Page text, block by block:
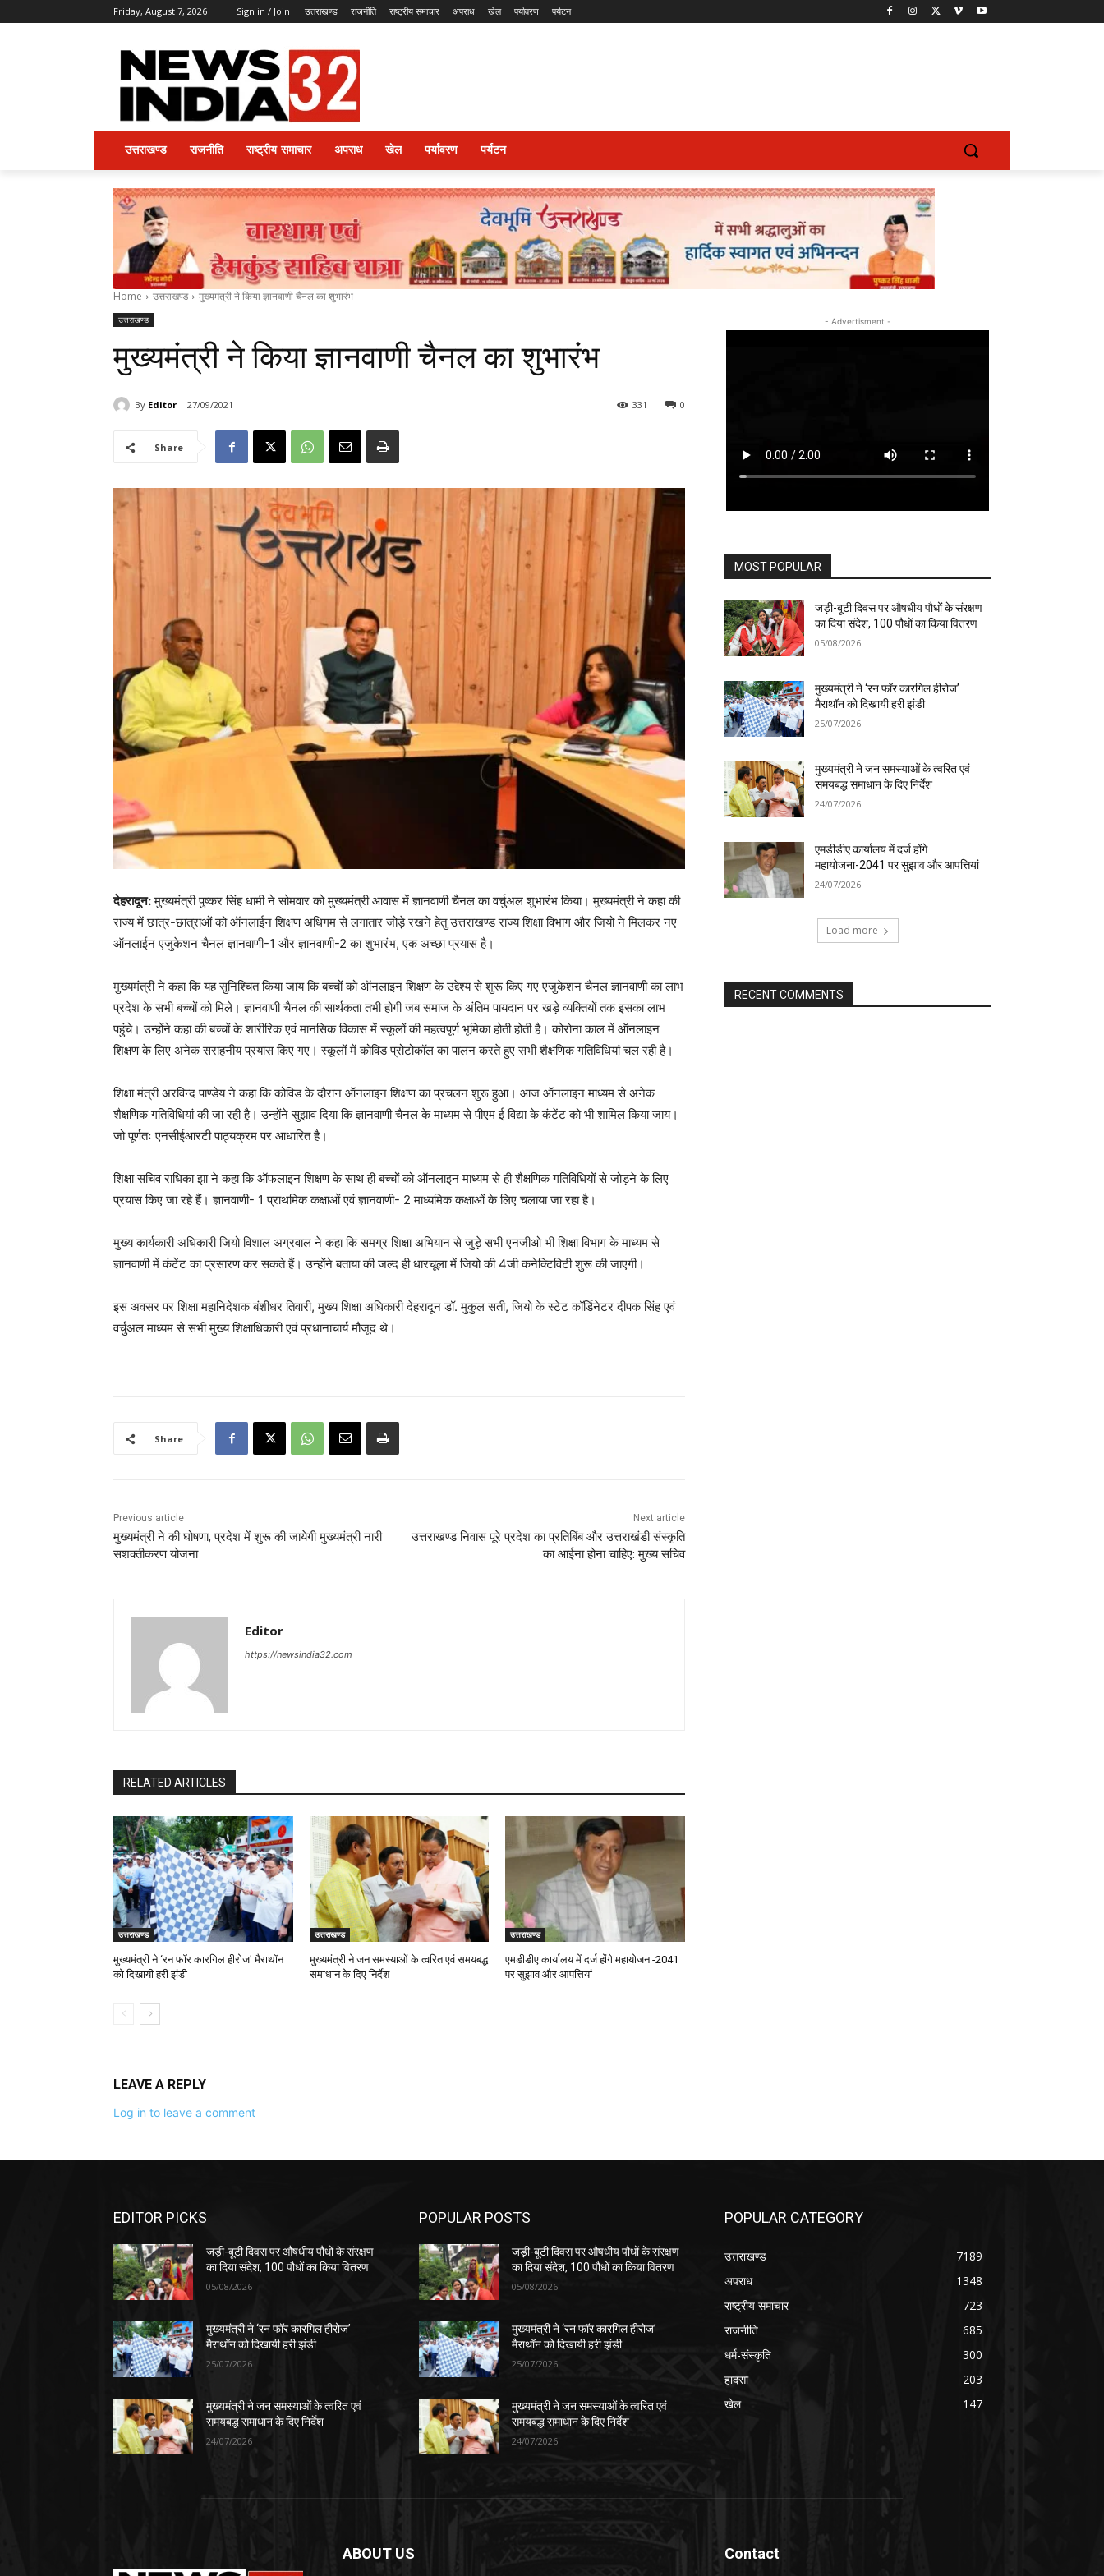
Friday, August 7, 2026 Sign in / Join उत्तराखण्ड राजनीति राष्ट्रीय समाचार अपराध खेल पर्यावरण पर्यटन
उत्तराखण्ड राजनीति राष्ट्रीय समाचार अपराध खेल पर्यावरण पर्यटन
Home उत्तराखण्ड मुख्यमंत्री ने किया ज्ञानवाणी चैनल का शुभारंभ
उत्तराखण्ड
मुख्यमंत्री ने किया ज्ञानवाणी चैनल का शुभारंभ
By Editor 27/09/2021 0
331
Share
देहरादून:मुख्यमंत्री पुष्कर सिंह धामी ने सोमवार को मुख्यमंत्री आवास में ज्ञानवाणी चैनल का वर्चुअल शुभारंभ किया। मुख्यमंत्री ने कहा की
राज्य में छात्र-छात्राओं को ऑनलाईन शिक्षण अधिगम से लगातार जोड़े रखने हेतु उत्तराखण्ड राज्य शिक्षा विभाग और जियो ने मिलकर नए
ऑनलाईन एजुकेशन चैनल ज्ञानवाणी-1 और ज्ञानवाणी-2 का शुभारंभ, एक अच्छा प्रयास है।
मुख्यमंत्री ने कहा कि यह सुनिश्चित किया जाय कि बच्चों को ऑनलाइन शिक्षण के उद्देश्य से शुरू किए गए एजुकेशन चैनल ज्ञानवाणी का लाभ
प्रदेश के सभी बच्चों को मिले। ज्ञानवाणी चैनल की सार्थकता तभी होगी जब समाज के अंतिम पायदान पर खड़े व्यक्तियों तक इसका लाभ
पहुंचे। उन्होंने कहा की बच्चों के शारीरिक एवं मानसिक विकास में स्कूलों की महत्वपूर्ण भूमिका होती होती है। कोरोना काल में ऑनलाइन
शिक्षण के लिए अनेक सराहनीय प्रयास किए गए। स्कूलों में कोविड प्रोटोकॉल का पालन करते हुए सभी शैक्षणिक गतिविधियां चल रही है।
शिक्षा मंत्री अरविन्द पाण्डेय ने कहा कि कोविड के दौरान ऑनलाइन शिक्षण का प्रचलन शुरू हुआ। आज ऑनलाइन माध्यम से अनेक
शैक्षणिक गतिविधियां की जा रही है। उन्होंने सुझाव दिया कि ज्ञानवाणी चैनल के माध्यम से पीएम ई विद्या के कंटेंट को भी शामिल किया जाय।
जो पूर्णतः एनसीईआरटी पाठ्यक्रम पर आधारित है।
शिक्षा सचिव राधिका झा ने कहा कि ऑफलाइन शिक्षण के साथ ही बच्चों को ऑनलाइन माध्यम से ही शैक्षणिक गतिविधियों से जोड़ने के लिए
प्रयास किए जा रहे हैं। ज्ञानवाणी- 1 प्राथमिक कक्षाओं एवं ज्ञानवाणी- 2 माध्यमिक कक्षाओं के लिए चलाया जा रहा है।
मुख्य कार्यकारी अधिकारी जियो विशाल अग्रवाल ने कहा कि समग्र शिक्षा अभियान से जुड़े सभी एनजीओ भी शिक्षा विभाग के माध्यम से
ज्ञानवाणी में कंटेंट का प्रसारण कर सकते हैं। उन्होंने बताया की जल्द ही धारचूला में जियो की 4जी कनेक्टिविटी शुरू की जाएगी।
इस अवसर पर शिक्षा महानिदेशक बंशीधर तिवारी, मुख्य शिक्षा अधिकारी देहरादून डॉ. मुकुल सती, जियो के स्टेट कॉर्डिनेटर दीपक सिंह एवं
वर्चुअल माध्यम से सभी मुख्य शिक्षाधिकारी एवं प्रधानाचार्य मौजूद थे।
Share
Previous article
मुख्यमंत्री ने की घोषणा, प्रदेश में शुरू की जायेगी मुख्यमंत्री नारी
सशक्तीकरण योजना
Next article
उत्तराखण्ड निवास पूरे प्रदेश का प्रतिबिंब और उत्तराखंडी संस्कृति
का आईना होना चाहिए: मुख्य सचिव
Editor
https://newsindia32.com
RELATED ARTICLES
उत्तराखण्ड
मुख्यमंत्री ने ‘रन फॉर कारगिल हीरोज’ मैराथॉन
को दिखायी हरी झंडी
उत्तराखण्ड
मुख्यमंत्री ने जन समस्याओं के त्वरित एवं समयबद्ध
समाधान के दिए निर्देश
उत्तराखण्ड
एमडीडीए कार्यालय में दर्ज होंगे महायोजना-2041
पर सुझाव और आपत्तियां
LEAVE A REPLY
Log in to leave a comment
- Advertisment -
MOST POPULAR
जड़ी-बूटी दिवस पर औषधीय पौधों के संरक्षण
का दिया संदेश, 100 पौधों का किया वितरण
05/08/2026
मुख्यमंत्री ने ‘रन फॉर कारगिल हीरोज’
मैराथॉन को दिखायी हरी झंडी
25/07/2026
मुख्यमंत्री ने जन समस्याओं के त्वरित एवं
समयबद्ध समाधान के दिए निर्देश
24/07/2026
एमडीडीए कार्यालय में दर्ज होंगे
महायोजना-2041 पर सुझाव और आपत्तियां
24/07/2026
Load more
RECENT COMMENTS
EDITOR PICKS
जड़ी-बूटी दिवस पर औषधीय पौधों के संरक्षण
का दिया संदेश, 100 पौधों का किया वितरण
05/08/2026
मुख्यमंत्री ने ‘रन फॉर कारगिल हीरोज’
मैराथॉन को दिखायी हरी झंडी
25/07/2026
मुख्यमंत्री ने जन समस्याओं के त्वरित एवं
समयबद्ध समाधान के दिए निर्देश
24/07/2026
POPULAR POSTS
जड़ी-बूटी दिवस पर औषधीय पौधों के संरक्षण
का दिया संदेश, 100 पौधों का किया वितरण
05/08/2026
मुख्यमंत्री ने ‘रन फॉर कारगिल हीरोज’
मैराथॉन को दिखायी हरी झंडी
25/07/2026
मुख्यमंत्री ने जन समस्याओं के त्वरित एवं
समयबद्ध समाधान के दिए निर्देश
24/07/2026
POPULAR CATEGORY
उत्तराखण्ड
7189
अपराध
1348
राष्ट्रीय समाचार
723
राजनीति
685
धर्म-संस्कृति
300
हादसा
203
खेल
147
ABOUT US Contact